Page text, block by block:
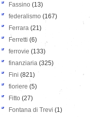
Fassino (13)
federalismo (167)
Ferrara (21)
Ferretti (6)
ferrovie (133)
finanziaria (325)
Fini (821)
fioriere (5)
Fitto (27)
Fontana di Trevi (1)